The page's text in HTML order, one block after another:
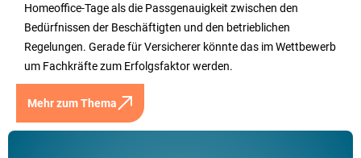
Homeoffice-Tage als die Passgenauigkeit zwischen den
Bedürfnissen der Beschäftigten und den betrieblichen
Regelungen. Gerade für Versicherer könnte das im Wettbewerb
um Fachkräfte zum Erfolgsfaktor werden.
Mehr zum Thema